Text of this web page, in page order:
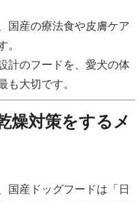
国産の療法食や皮膚ケア
。
計のフードを、愛犬の体
も大切です。
燥対策をするメ
国産ドッグフードは「日